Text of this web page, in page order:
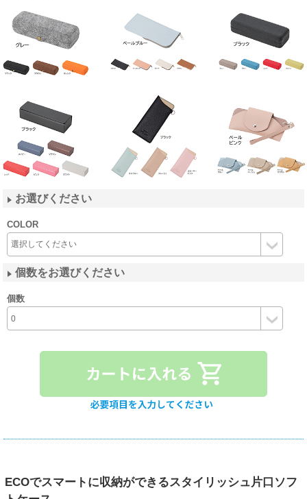
お選びください
COLOR
個数をお選びください
個数
ECOでスマートに収納ができるスタイリッシュ片口ソフ